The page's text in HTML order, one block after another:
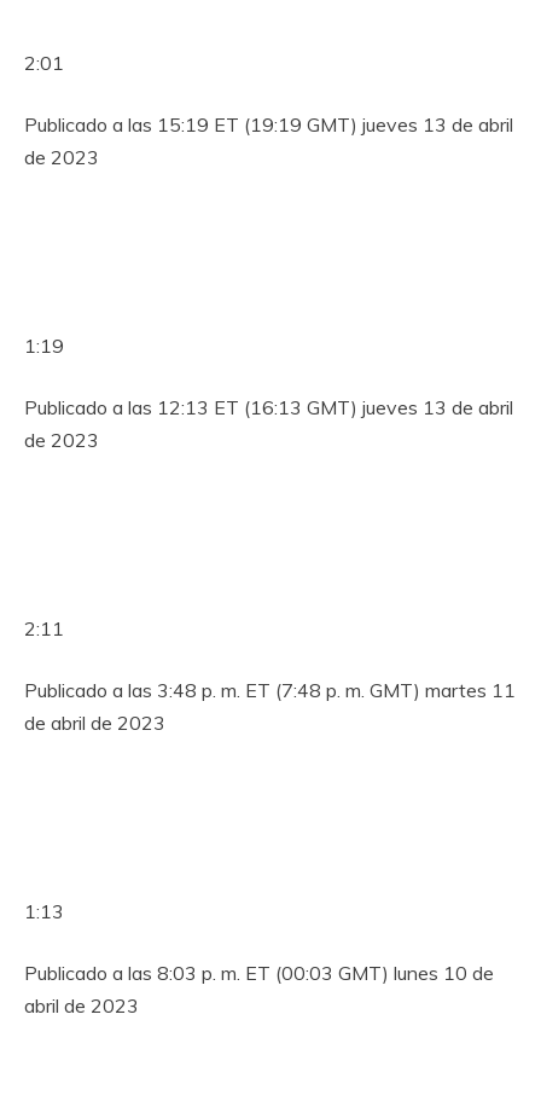
2:01
Publicado a las 15:19 ET (19:19 GMT) jueves 13 de abril
de 2023
1:19
Publicado a las 12:13 ET (16:13 GMT) jueves 13 de abril
de 2023
2:11
Publicado a las 3:48 p. m. ET (7:48 p. m. GMT) martes 11
de abril de 2023
1:13
Publicado a las 8:03 p. m. ET (00:03 GMT) lunes 10 de
abril de 2023